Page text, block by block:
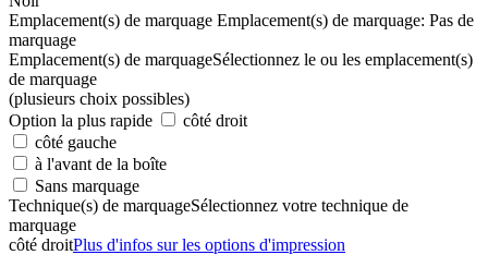
Emplacement(s) de marquage Emplacement(s) de marquage: Pas de
marquage
Emplacement(s) de marquageSélectionnez le ou les emplacement(s)
de marquage
(plusieurs choix possibles)
Option la plus rapide
côté droit
côté gauche
à l'avant de la boîte
Sans marquage
Technique(s) de marquageSélectionnez votre technique de
marquage
côté droitPlus d'infos sur les options d'impression